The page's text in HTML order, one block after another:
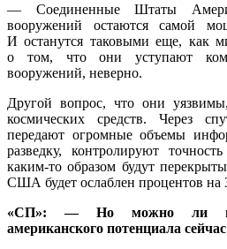
— Соединенные Штаты
вооружений остаются самой
И останутся таковыми еще, как
о том, что они уступают
вооружений, неверно.
Другой вопрос, что они
космических средств. Через
передают огромные объемы
разведку, контролируют
каким-то образом будут
США будет ослаблен процентов на
«СП»: — Но можно ли
американского потенциала